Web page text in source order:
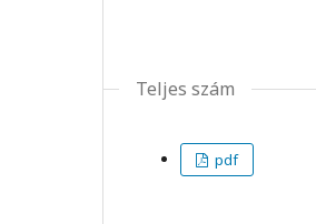
Teljes szám
pdf